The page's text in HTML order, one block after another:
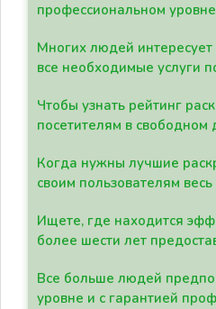
профессиональном
Многих людей интересует
все необходимые услуги
Чтобы узнать рейтинг
посетителям в свободном
Когда нужны лучшие
своим пользователям
Ищете, где находится
более шести лет
Все больше людей
уровне и с гарантией